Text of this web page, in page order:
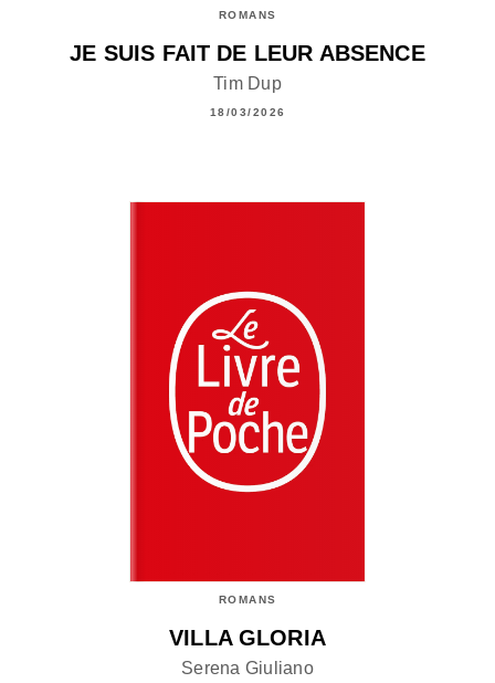
ROMANS
JE SUIS FAIT DE LEUR ABSENCE
Tim Dup
18/03/2026
ROMANS
VILLA GLORIA
Serena Giuliano